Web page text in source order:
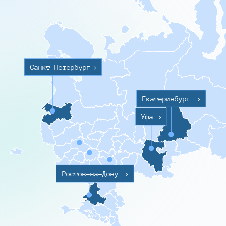
Санкт-Петербург >
Ростов-на-Дону >
Уфа >
Екатеринбург >